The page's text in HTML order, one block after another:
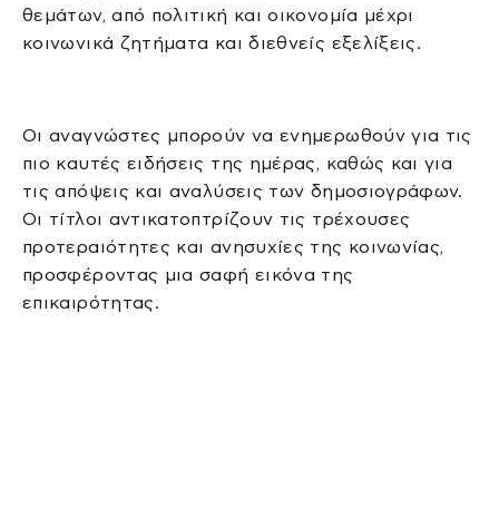
θεμάτων, από πολιτική και οικονομία μέχρι
κοινωνικά ζητήματα και διεθνείς εξελίξεις.
Οι αναγνώστες μπορούν να ενημερωθούν για τις
πιο καυτές ειδήσεις της ημέρας, καθώς και για
τις απόψεις και αναλύσεις των δημοσιογράφων.
Οι τίτλοι αντικατοπτρίζουν τις τρέχουσες
προτεραιότητες και ανησυχίες της κοινωνίας,
προσφέροντας μια σαφή εικόνα της
επικαιρότητας.